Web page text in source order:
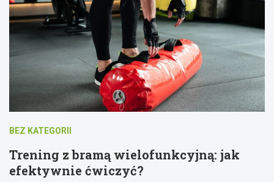
BEZ KATEGORII
Trening z bramą wielofunkcyjną: jak
efektywnie ćwiczyć?